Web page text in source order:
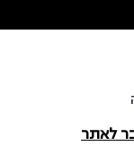
לאתר